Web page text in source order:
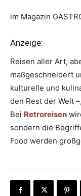
im Magazin
Anzeige:
Reisen aller Art,
maßgeschneidert
kulturelle und
den Rest der Welt
Bei Retroreisen
sondern die
Food werden